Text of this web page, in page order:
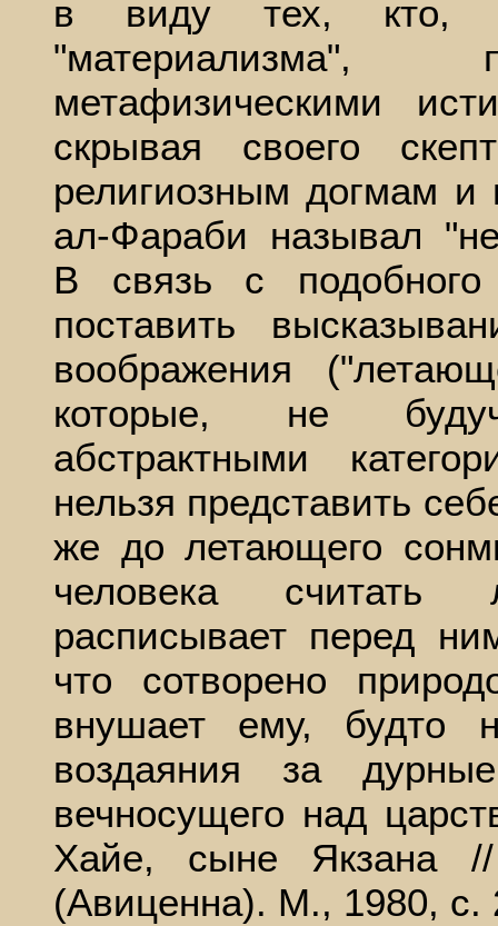
в виду тех, кто,
"материализма",
метафизическими
скрывая своего
религиозным догмам и
ал-Фараби называл
В связь с
поставить
воображения
которые, не
абстрактными
нельзя представить
же до летающего
человека
расписывает перед
что сотворено
внушает ему, будто
воздаяния за
вечносущего над
Хайе, сыне Якзана
(Авиценна). М., 1980, с.